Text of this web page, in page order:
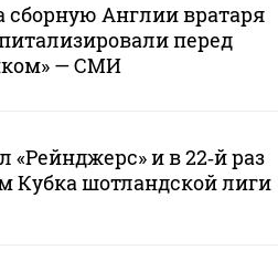
сборную Англии вратаря
перед
— СМИ
«Рейнджерс» и в 22‑й раз
Кубка шотландской лиги